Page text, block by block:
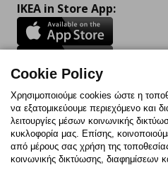
IKEA in Store App:
Follow us:
FacebookInstagram
TikTokYoutube
Cookie Policy
Χρησιμοποιούμε cookies ώστε η
να εξατομικεύουμε περιεχόμενο και
λειτουργίες μέσων κοινωνικής
κυκλοφορία μας. Επίσης,
από μέρους σας χρήση της
κοινωνικής δικτύωσης, διαφημίσεων